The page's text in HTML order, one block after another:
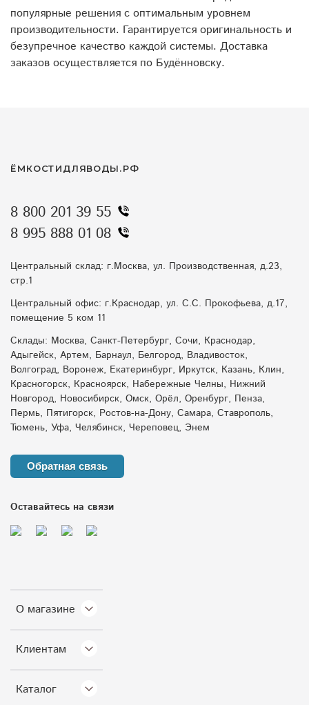
популярные решения с оптимальным уровнем
производительности. Гарантируется оригинальность и
безупречное качество каждой системы. Доставка
заказов осуществляется по Будённовску.
О магазине
Клиентам
Каталог
ЁМКОСТИДЛЯВОДЫ.РФ
8 800 201 39 55
8 995 888 01 08
Центральный склад: г.Москва, ул. Производственная, д.23,
стр.1
Центральный офис: г.Краснодар, ул. С.С. Прокофьева, д.17,
помещение 5 ком 11
Склады: Москва, Санкт-Петербург, Сочи, Краснодар,
Адыгейск, Артем, Барнаул, Белгород, Владивосток,
Волгоград, Воронеж, Екатеринбург, Иркутск, Казань, Клин,
Красногорск, Красноярск, Набережные Челны, Нижний
Новгород, Новосибирск, Омск, Орёл, Оренбург, Пенза,
Пермь, Пятигорск, Ростов-на-Дону, Самара, Ставрополь,
Тюмень, Уфа, Челябинск, Череповец, Энем
Обратная связь
Оставайтесь на связи